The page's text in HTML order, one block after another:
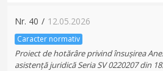
Nr. 40 / 12.05.2026
Caracter normativ
Proiect de hotărâre privind însușirea
asistență juridică Seria SV 0220207 din